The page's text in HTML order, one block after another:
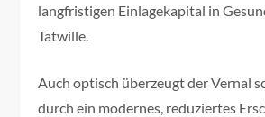
langfristigen Einlagekapital in
Tatwille.
Auch optisch überzeugt der Vernal
durch ein modernes, reduziertes